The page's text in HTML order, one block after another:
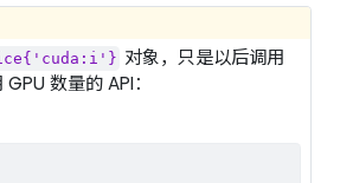
对象，只是以后调用
数量的 API：